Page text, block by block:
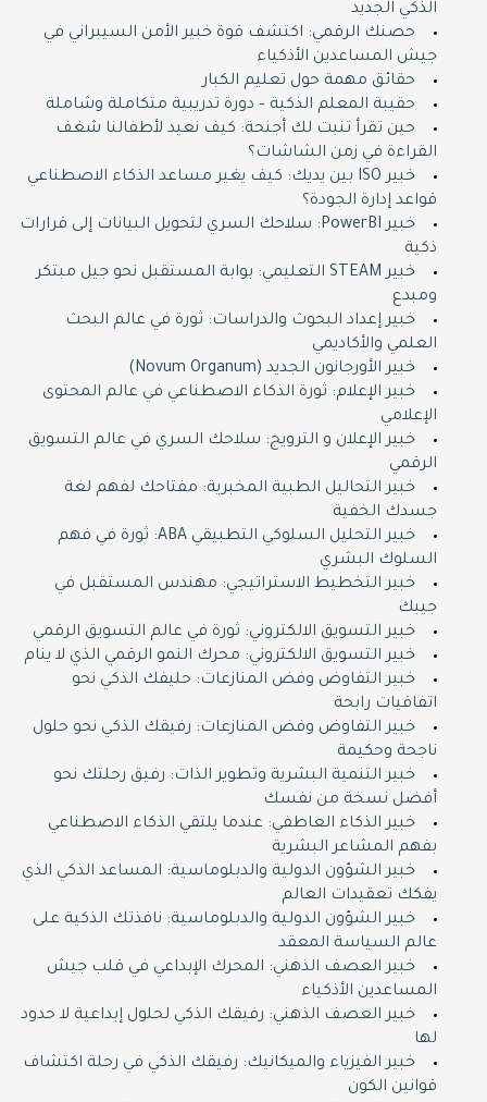
الذكي الجديد
حصنك الرقمي: اكتشف قوة خبير الأمن السيبراني في
جيش المساعدين الأذكياء
حقائق مهمة حول تعليم الكبار
حقيبة المعلم الذكية – دورة تدريبية متكاملة وشاملة
حين تقرأ تنبت لك أجنحة: كيف نعيد لأطفالنا شغف
القراءة في زمن الشاشات؟
خبير ISO بين يديك: كيف يغير مساعد الذكاء الاصطناعي
قواعد إدارة الجودة؟
خبير PowerBI: سلاحك السري لتحويل البيانات إلى قرارات
ذكية
خبير STEAM التعليمي: بوابة المستقبل نحو جيل مبتكر
ومبدع
خبير إعداد البحوث والدراسات: ثورة في عالم البحث
العلمي والأكاديمي
خبير الأورجانون الجديد (Novum Organum)
خبير الإعلام: ثورة الذكاء الاصطناعي في عالم المحتوى
الإعلامي
خبير الإعلان و الترويج: سلاحك السري في عالم التسويق
الرقمي
خبير التحاليل الطبية المخبرية: مفتاحك لفهم لغة
جسدك الخفية
خبير التحليل السلوكي التطبيقي ABA: ثورة في فهم
السلوك البشري
خبير التخطيط الاستراتيجي: مهندس المستقبل في
جيبك
خبير التسويق الالكتروني: ثورة في عالم التسويق الرقمي
خبير التسويق الالكتروني: محرك النمو الرقمي الذي لا ينام
خبير التفاوض وفض المنازعات: حليفك الذكي نحو
اتفاقيات رابحة
خبير التفاوض وفض المنازعات: رفيقك الذكي نحو حلول
ناجحة وحكيمة
خبير التنمية البشرية وتطوير الذات: رفيق رحلتك نحو
أفضل نسخة من نفسك
خبير الذكاء العاطفي: عندما يلتقي الذكاء الاصطناعي
بفهم المشاعر البشرية
خبير الشؤون الدولية والدبلوماسية: المساعد الذكي الذي
يفكك تعقيدات العالم
خبير الشؤون الدولية والدبلوماسية: نافذتك الذكية على
عالم السياسة المعقد
خبير العصف الذهني: المحرك الإبداعي في قلب جيش
المساعدين الأذكياء
خبير العصف الذهني: رفيقك الذكي لحلول إبداعية لا حدود
لها
خبير الفيزياء والميكانيك: رفيقك الذكي في رحلة اكتشاف
قوانين الكون